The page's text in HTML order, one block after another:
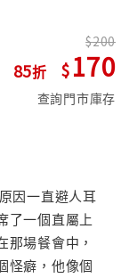
85
200
170
查詢門市庫存
因一直避人耳
了一個直屬上
場餐會中，
怪癖，他像個